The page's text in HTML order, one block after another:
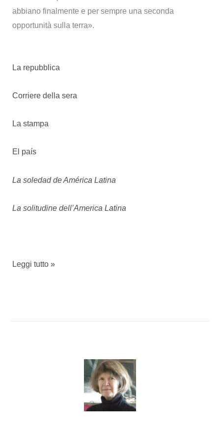
abbiano finalmente e per sempre una seconda
opportunità sulla terra».
La repubblica
Corriere della sera
La stampa
El país
La soledad de América Latina
La solitudine dell’America Latina
È
Márquez
Leggi tutto »